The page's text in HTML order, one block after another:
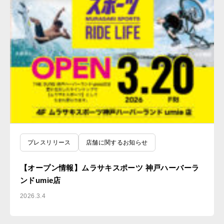
プレスリリース 店舗に関するお知らせ
【オープン情報】ムラサキスポーツ 神戸ハーバーラ
ンドumie店
2026.3.4